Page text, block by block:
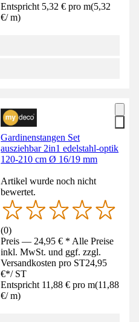
Entspricht 5,32 € pro m(5,32
€/ m)
Gardinenstangen Set
ausziehbar 2in1 edelstahl-optik
120-210 cm Ø 16/19 mm
Artikel wurde noch nicht
bewertet.
(0)
Preis — 24,95 € * Alle Preise
inkl. MwSt. und ggf. zzgl.
Versandkosten pro ST24,95
€*/ ST
Entspricht 11,88 € pro m(11,88
€/ m)